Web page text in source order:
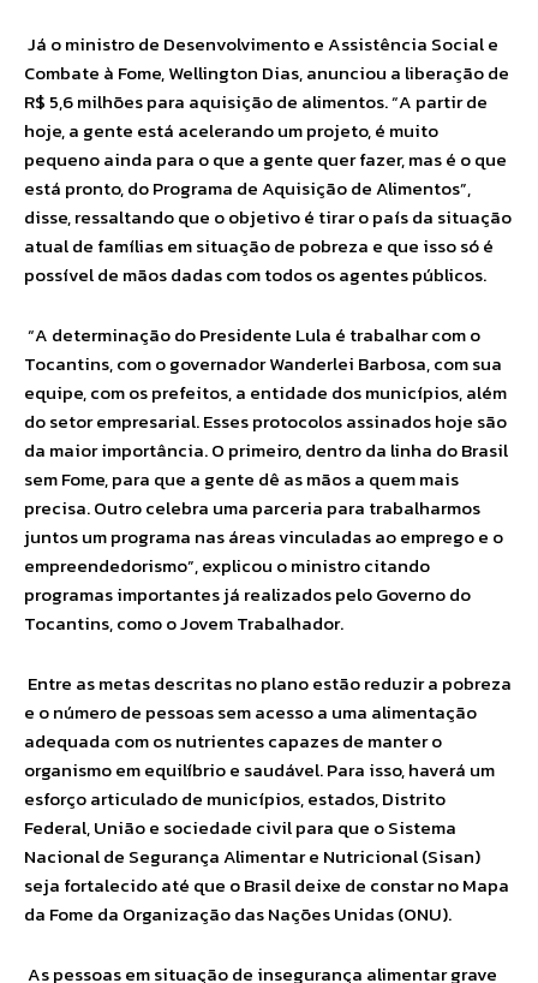
Já o ministro de Desenvolvimento e Assistência Social e
Combate à Fome, Wellington Dias, anunciou a liberação de
R$ 5,6 milhões para aquisição de alimentos. “A partir de
hoje, a gente está acelerando um projeto, é muito
pequeno ainda para o que a gente quer fazer, mas é o que
está pronto, do Programa de Aquisição de Alimentos”,
disse, ressaltando que o objetivo é tirar o país da situação
atual de famílias em situação de pobreza e que isso só é
possível de mãos dadas com todos os agentes públicos.
“A determinação do Presidente Lula é trabalhar com o
Tocantins, com o governador Wanderlei Barbosa, com sua
equipe, com os prefeitos, a entidade dos municípios, além
do setor empresarial. Esses protocolos assinados hoje são
da maior importância. O primeiro, dentro da linha do Brasil
sem Fome, para que a gente dê as mãos a quem mais
precisa. Outro celebra uma parceria para trabalharmos
juntos um programa nas áreas vinculadas ao emprego e o
empreendedorismo”, explicou o ministro citando
programas importantes já realizados pelo Governo do
Tocantins, como o Jovem Trabalhador.
Entre as metas descritas no plano estão reduzir a pobreza
e o número de pessoas sem acesso a uma alimentação
adequada com os nutrientes capazes de manter o
organismo em equilíbrio e saudável. Para isso, haverá um
esforço articulado de municípios, estados, Distrito
Federal, União e sociedade civil para que o Sistema
Nacional de Segurança Alimentar e Nutricional (Sisan)
seja fortalecido até que o Brasil deixe de constar no Mapa
da Fome da Organização das Nações Unidas (ONU).
As pessoas em situação de insegurança alimentar grave